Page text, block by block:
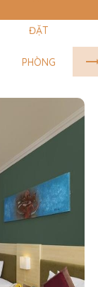
ĐẶT
PHÒNG